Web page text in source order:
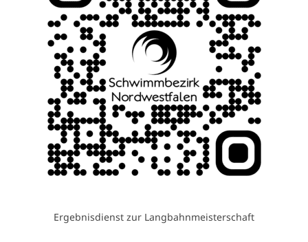
Ergebnisdienst zur Langbahnmeisterschaft